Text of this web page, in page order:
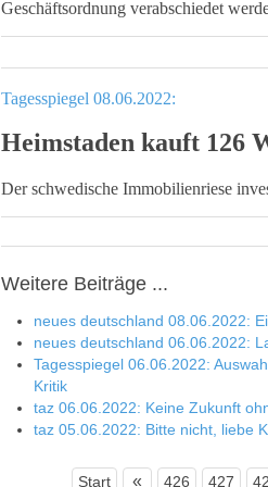
Geschäftsordnung verabschiedet
Tagesspiegel 08.06.2022:
Heimstaden kauft 126
Der schwedische Immobilienriese
Weitere Beiträge ...
neues deutschland 08.06.2022:
neues deutschland 06.06.2022:
Tagesspiegel 06.06.2022:
Kritik
taz 06.06.2022: Keine Zukunft
taz 05.06.2022: Bitte nicht, liebe
Start « 426 427